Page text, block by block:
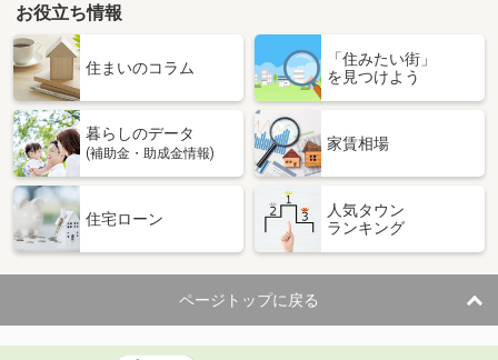
お役立ち情報
住まいのコラム
「住みたい街」
を見つけよう
暮らしのデータ
(補助金・助成金情報)
家賃相場
住宅ローン
人気タウン
ランキング
ページトップに戻る